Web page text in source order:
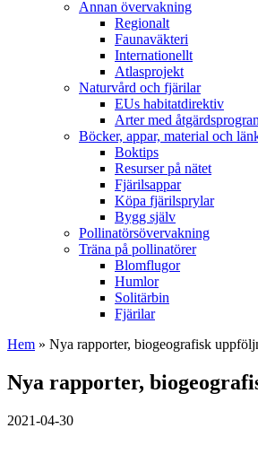
Annan övervakning
Regionalt
Faunaväkteri
Internationellt
Atlasprojekt
Naturvård och fjärilar
EUs habitatdirektiv
Arter med
Böcker, appar, material och
Boktips
Resurser på nätet
Fjärilsappar
Köpa fjärilsprylar
Bygg själv
Pollinatörsövervakning
Träna på pollinatörer
Blomflugor
Humlor
Solitärbin
Fjärilar
Hem » Nya rapporter, biogeografisk
Nya rapporter,
2021-04-30